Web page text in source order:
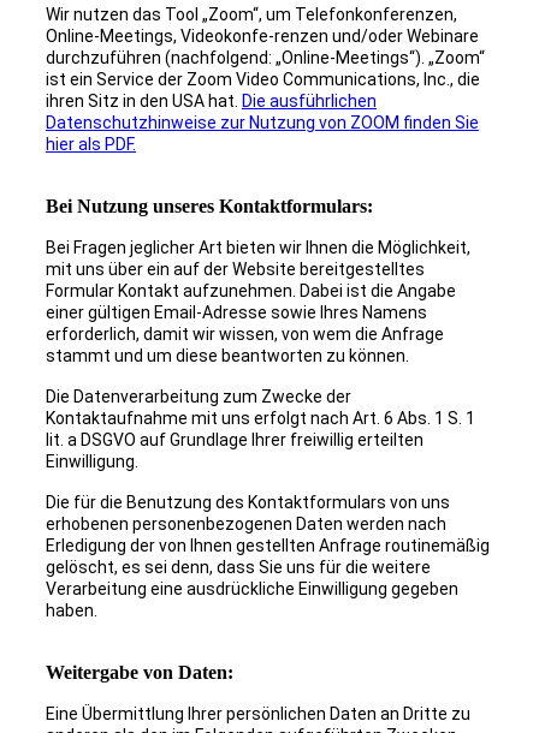
Wir nutzen das Tool „Zoom“, um Telefonkonferenzen,
Online-Meetings, Videokonfe-renzen und/oder Webinare
durchzuführen (nachfolgend: „Online-Meetings“). „Zoom“
ist ein Service der Zoom Video Communications, Inc., die
ihren Sitz in den USA hat. Die ausführlichen
Datenschutzhinweise zur Nutzung von ZOOM finden Sie
hier als PDF.
Bei Nutzung unseres Kontaktformulars:
Bei Fragen jeglicher Art bieten wir Ihnen die Möglichkeit,
mit uns über ein auf der Website bereitgestelltes
Formular Kontakt aufzunehmen. Dabei ist die Angabe
einer gültigen Email-Adresse sowie Ihres Namens
erforderlich, damit wir wissen, von wem die Anfrage
stammt und um diese beantworten zu können.
Die Datenverarbeitung zum Zwecke der
Kontaktaufnahme mit uns erfolgt nach Art. 6 Abs. 1 S. 1
lit. a DSGVO auf Grundlage Ihrer freiwillig erteilten
Einwilligung.
Die für die Benutzung des Kontaktformulars von uns
erhobenen personenbezogenen Daten werden nach
Erledigung der von Ihnen gestellten Anfrage routinemäßig
gelöscht, es sei denn, dass Sie uns für die weitere
Verarbeitung eine ausdrückliche Einwilligung gegeben
haben.
Weitergabe von Daten:
Eine Übermittlung Ihrer persönlichen Daten an Dritte zu